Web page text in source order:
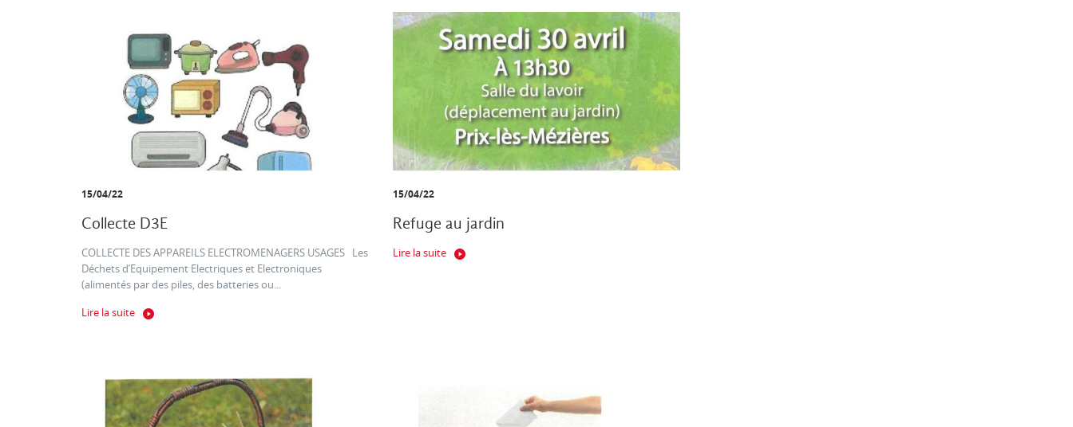
15/04/22
Collecte D3E
COLLECTE DES APPAREILS ELECTROMENAGERS USAGES Les
Déchets d’Equipement Electriques et Electroniques
(alimentés par des piles, des batteries ou...
Lire la suite
15/04/22
Refuge au jardin
Lire la suite